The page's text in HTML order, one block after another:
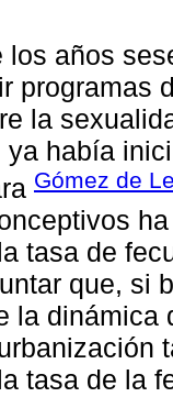
los años
programas
la
ya había
Gómez de
tasa de
que, si
la dinámica
tasa de la